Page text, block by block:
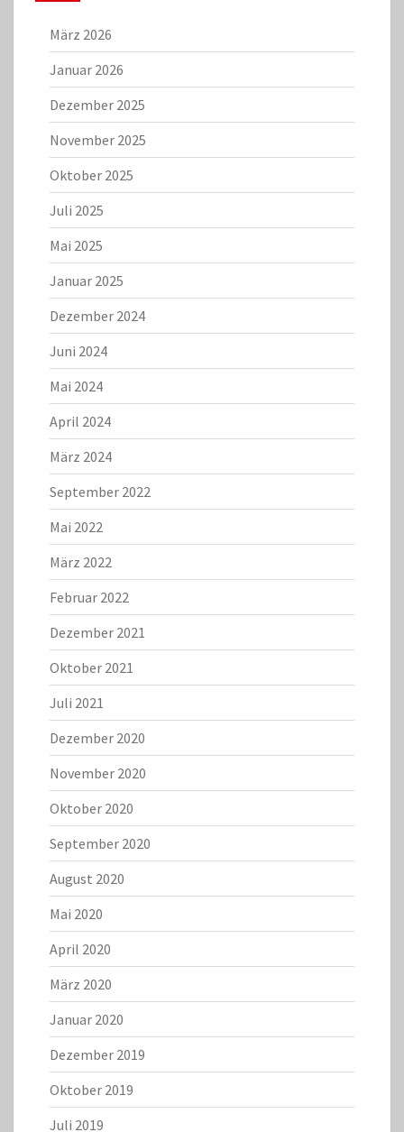
März 2026
Januar 2026
Dezember 2025
November 2025
Oktober 2025
Juli 2025
Mai 2025
Januar 2025
Dezember 2024
Juni 2024
Mai 2024
April 2024
März 2024
September 2022
Mai 2022
März 2022
Februar 2022
Dezember 2021
Oktober 2021
Juli 2021
Dezember 2020
November 2020
Oktober 2020
September 2020
August 2020
Mai 2020
April 2020
März 2020
Januar 2020
Dezember 2019
Oktober 2019
Juli 2019